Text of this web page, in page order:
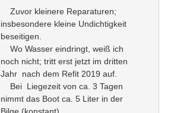
Zuvor kleinere Reparaturen;
insbesondere kleine Undichtigkeit
beseitigen.
Wo Wasser eindringt, weiß ich
noch nicht; tritt erst jetzt im dritten
Jahr nach dem Refit 2019 auf.
Bei Liegezeit von ca. 3 Tagen
nimmt das Boot ca. 5 Liter in der
Bilge (konstant).